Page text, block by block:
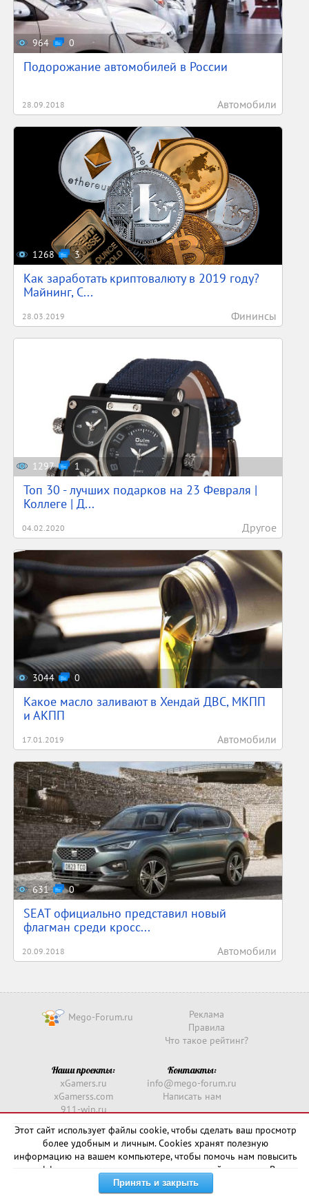
964 0
Подорожание автомобилей в России
28.09.2018 Автомобили
1268 3
Как заработать криптовалюту в 2019 году?
Майнинг, С...
28.03.2019 Фининсы
1297 1
Топ 30 - лучших подарков на 23 Февраля |
Коллеге | Д...
04.02.2020 Другое
3044 0
Какое масло заливают в Хендай ДВС, МКПП
и АКПП
17.01.2019 Автомобили
631 0
SEAT официально представил новый
флагман среди кросс...
20.09.2018 Автомобили
Mego-Forum.ru
Реклама
Правила
Что такое рейтинг?
Наши проекты:
xGamers.ru
xGamerss.com
911-win.ru
Контакты:
info@mego-forum.ru
Написать нам
Copyright © 2016 -2026
Этот сайт использует файлы cookie, чтобы сделать ваш просмотр
более удобным и личным. Cookies хранят полезную
информацию на вашем компьютере, чтобы помочь нам повысить
эффективность и актуальность нашего сайта для вас. В
некоторых случаях они необходимы для правильной работы
сайта.